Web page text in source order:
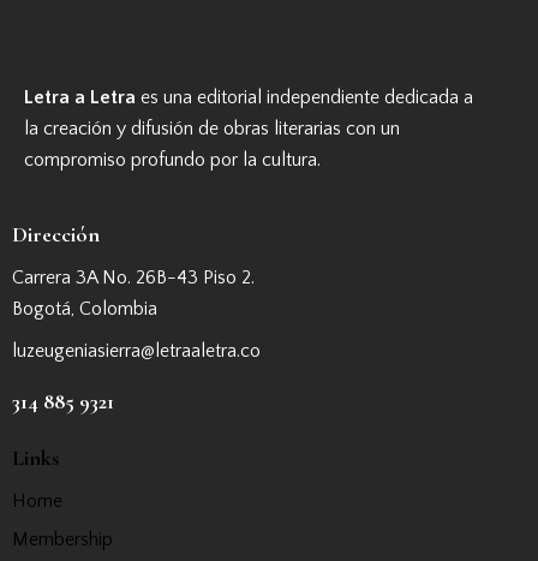
Letra a Letra es una editorial independiente dedicada a
la creación y difusión de obras literarias con un
compromiso profundo por la cultura.
Dirección
Carrera 3A No. 26B-43 Piso 2.
Bogotá, Colombia
luzeugeniasierra@letraaletra.co
314 885 9321
Links
Home
Membership